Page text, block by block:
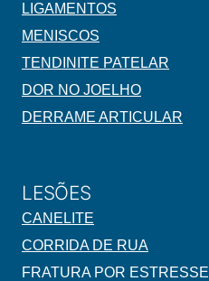
LIGAMENTOS
MENISCOS
TENDINITE PATELAR
DOR NO JOELHO
DERRAME ARTICULAR
LESÕES
CANELITE
CORRIDA DE RUA
FRATURA POR ESTRESSE